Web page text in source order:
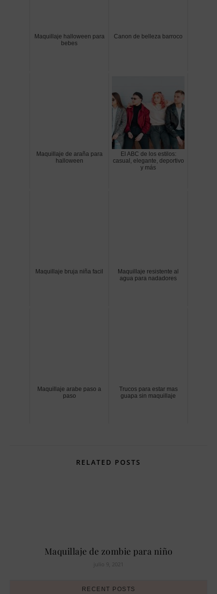
Maquillaje halloween para
bebes
Canon de belleza barroco
Maquillaje de araña para
halloween
El ABC de los estilos:
casual, elegante, deportivo
y más
Maquillaje bruja niña facil
Maquillaje resistente al
agua para nadadores
Maquillaje arabe paso a
paso
Trucos para estar mas
guapa sin maquillaje
RELATED POSTS
Maquillaje de zombie para niño
julio 9, 2021
RECENT POSTS